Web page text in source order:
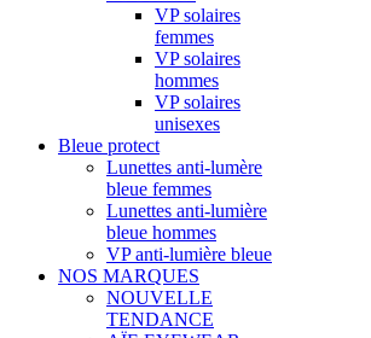
VP solaires
femmes
VP solaires
hommes
VP solaires
unisexes
Bleue protect
Lunettes anti-lumère
bleue femmes
Lunettes anti-lumière
bleue hommes
VP anti-lumière bleue
NOS MARQUES
NOUVELLE
TENDANCE